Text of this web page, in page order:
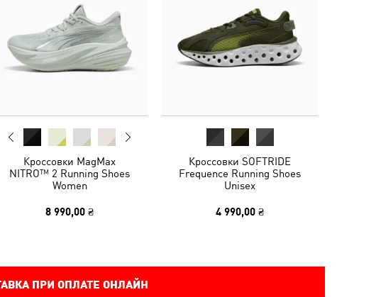
Кроссовки MagMax
NITRO™ 2 Running Shoes
Women
8 990,00 ₴
Кроссовки SOFTRIDE
Frequence Running Shoes
Unisex
4 990,00 ₴
ПРИ ОПЛАТЕ ОНЛАЙН